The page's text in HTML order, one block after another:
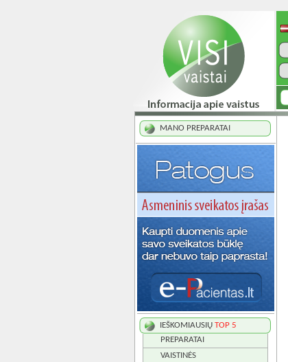
MANO PREPARATAI
IEŠKOMIAUSIŲ TOP 5
PREPARATAI
VAISTINĖS